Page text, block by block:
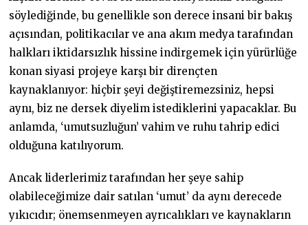
söylediğinde, bu genellikle son derece insani bir bakış
açısından, politikacılar ve ana akım medya tarafından
halkları iktidarsızlık hissine indirgemek için yürürlüğe
konan siyasi projeye karşı bir dirençten
kaynaklanıyor: hiçbir şeyi değiştiremezsiniz, hepsi
aynı, biz ne dersek diyelim istediklerini yapacaklar. Bu
anlamda, ‘umutsuzluğun’ vahim ve ruhu tahrip edici
olduğuna katılıyorum.
Ancak liderlerimiz tarafından her şeye sahip
olabileceğimize dair satılan ‘umut’ da aynı derecede
yıkıcıdır; önemsenmeyen ayrıcalıkları ve kaynakların